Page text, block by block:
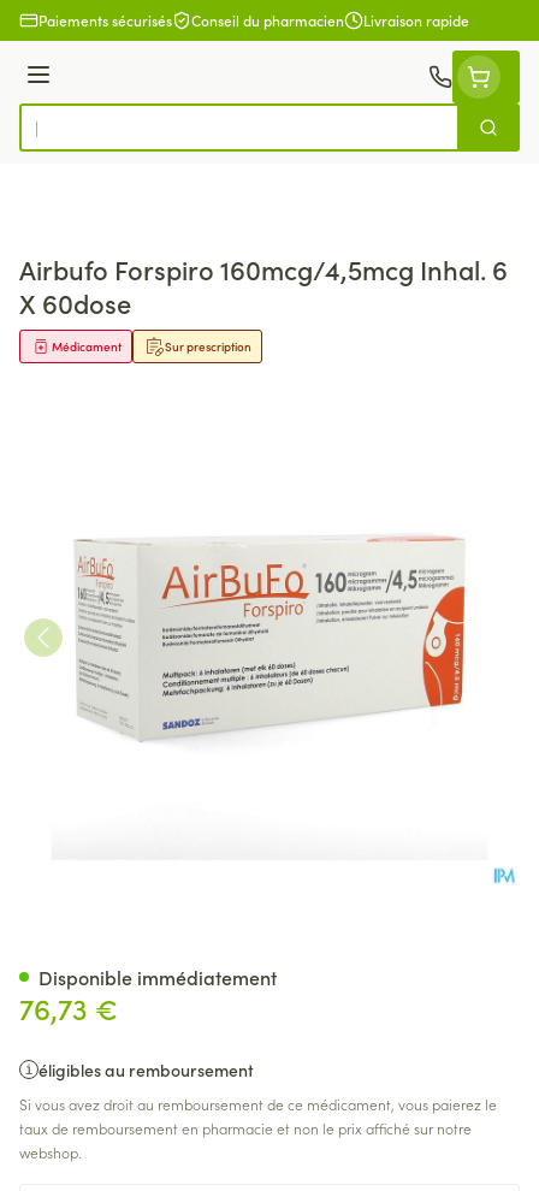
Aller au contenu
Paiements sécurisés Conseil du pharmacien Livraison rapide
Menu
Rechercher
Airbufo Forspiro 160mcg/4,5mcg Inhal. 6
X 60dose
Sur prescription
Médicament
76,73 €
éligibles au remboursement
Si vous avez droit au remboursement de ce médicament, vous paierez le
taux de remboursement en pharmacie et non le prix affiché sur notre
webshop.
Disponible immédiatement